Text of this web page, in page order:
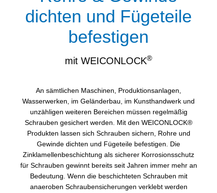
dichten und Fügeteile
befestigen
mit WEICONLOCK®
An sämtlichen Maschinen, Produktionsanlagen,
Wasserwerken, im Geländerbau, im Kunsthandwerk und
unzähligen weiteren Bereichen müssen regelmäßig
Schrauben gesichert werden. Mit den WEICONLOCK®
Produkten lassen sich Schrauben sichern, Rohre und
Gewinde dichten und Fügeteile befestigen. Die
Zinklamellenbeschichtung als sicherer Korrosionsschutz
für Schrauben gewinnt bereits seit Jahren immer mehr an
Bedeutung. Wenn die beschichteten Schrauben mit
anaeroben Schraubensicherungen verklebt werden